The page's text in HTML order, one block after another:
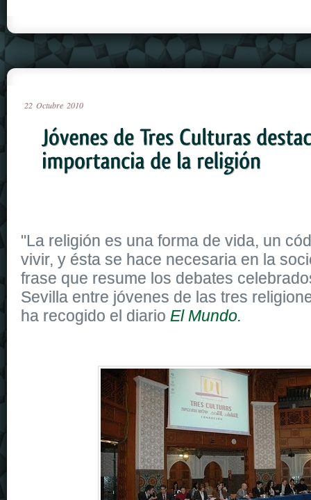
22 Octubre 2010
"La religión es una forma de vida, un
vivir, y ésta se hace necesaria en la
frase que resume los debates
Sevilla entre jóvenes de las tres
ha recogido el diario El Mundo.